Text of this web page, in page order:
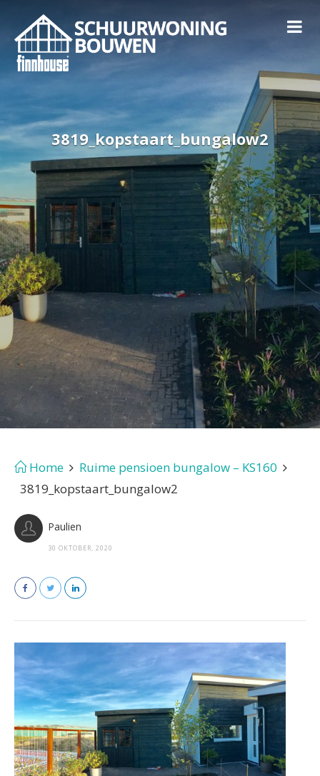
3819_kopstaart_bungalow2
Home
Ruime pensioen bungalow – KS160
3819_kopstaart_bungalow2
Paulien
30 OKTOBER, 2020